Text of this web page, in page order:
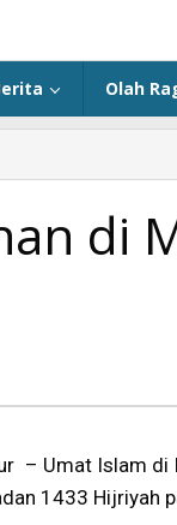
Olah
di
– Umat Islam di
1433 Hijriyah